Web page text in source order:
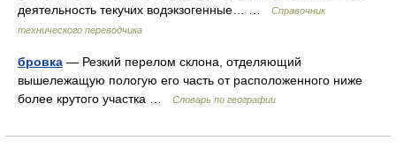
деятельность текучих водэкзогенные… …
Справочник
технического переводчика
бровка — Резкий перелом склона, отделяющий
вышележащую пологую его часть от расположенного ниже
более крутого участка …
Словарь по географии